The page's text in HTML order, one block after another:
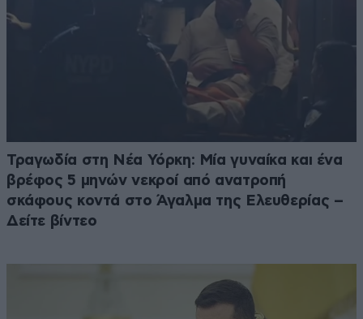
Τραγωδία στη Νέα Υόρκη: Μία γυναίκα και ένα
βρέφος 5 μηνών νεκροί από ανατροπή
σκάφους κοντά στο Άγαλμα της Ελευθερίας –
Δείτε βίντεο